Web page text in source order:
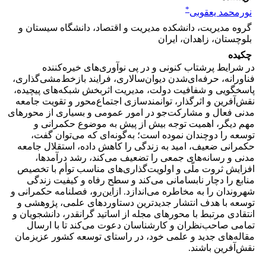
نورمحمد یعقوبی*
گروه مدیریت، دانشکده مدیریت و اقتصاد، دانشگاه سیستان و
بلوچستان، زاهدان، ایران
چکیده
در شرایط پرشتاب کنونی و در پی نوآوری‌های خیره‌کننده
فناورانه، حرفه‌ای‌شدن دیوان‌سالاری، فرایند بازخط‌مشی‌گذاری،
پاسخگویی و شفافیت دولت، مدیریت اثربخش شبکه‌های پیچیده،
نقش‌آفرین و اثرگذار، توانمند‌سازی اجتماع‌محور و تقویت جامعه
مدنی فعال و مشارکت‌جو در امور عمومی و بسیاری از محورهای
مهم دیگر، اهمیت توجه بیش از پیش به موضوع حکمرانی و
توسعه را دوچندان نموده است؛ به‌گونه‌ای که می‌توان گفت،
حکمرانی ضعیف، امید به زندگی را کاهش داده، استقلال جامعه
مدنی و رسانه‌های جمعی را تضعیف می‌کند، رشد درآمدها،
افزایش ثروت ملّی و اولویت‌گذاری‌های مناسب توأم با تخصیص
منابع را دچار نابسامانی می‌کند و سطح رفاه و کیفیت زندگی
شهروندان را به مخاطره می‌اندازد. ازاین‌رو، فصلنامه حکمرانی و
توسعه با هدف انتشار جدیدترین دستاوردهای علمی، پژوهشی و
انتقادی مرتبط با محورهای مجله از اساتید گرانقدر، دانشجویان و
تمامی صاحب‌نظران و کارشناسان دعوت می‌کند تا با ارسال
مقاله‌های جدید و علمی خود، در راستای توسعه کشور عزیزمان
نقش‌آفرین باشند.